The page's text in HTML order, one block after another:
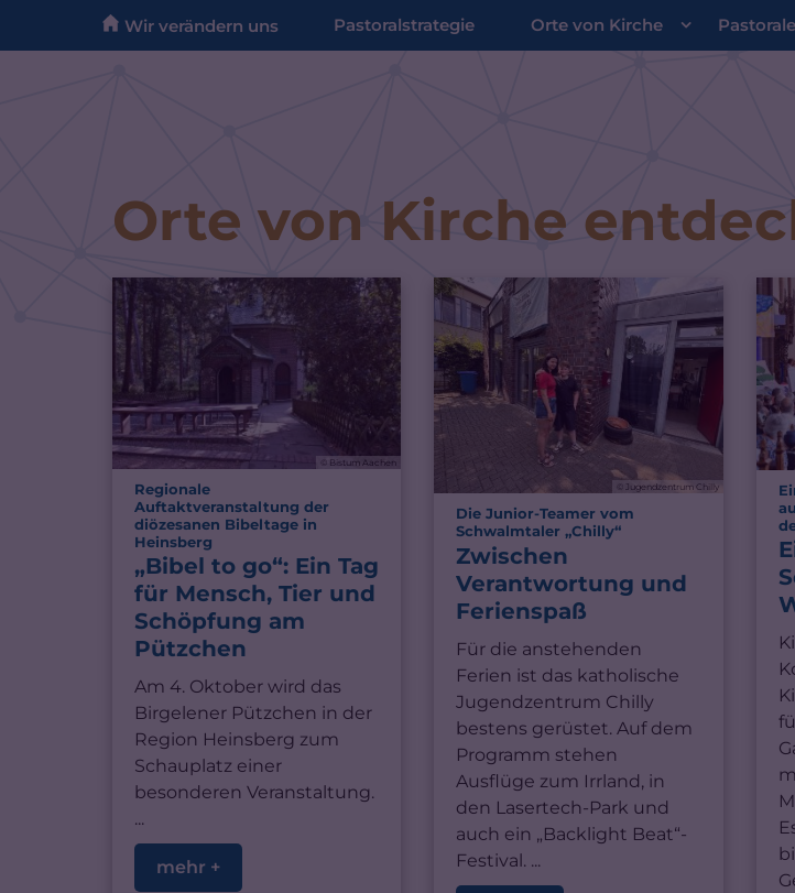
Zum Inhalt springen
Wir verändern uns Pastoralstrategie Orte von Kirche
Orte von Kirche
© Bistum Aachen
Regionale
Auftaktveranstaltung der
diözesanen Bibeltage in
Heinsberg
„Bibel to go“: Ein Tag
für Mensch, Tier und
Schöpfung am
Pützchen
Am 4. Oktober wird das
Birgelener Pützchen in der
Region Heinsberg zum
Schauplatz einer
besonderen Veranstaltung.
...
mehr +
© Jugendzentrum Chilly
Die Junior-Teamer vom
Schwalmtaler „Chilly“:
Zwischen
Verantwortung und
Ferienspaß
Für die anstehenden
Ferien ist das katholische
Jugendzentrum Chilly
bestens gerüstet. Auf dem
Programm stehen
Ausflüge zum Irrland, in
den Lasertech-Park und
auch ein „Backlight Beat“-
Festival. ...